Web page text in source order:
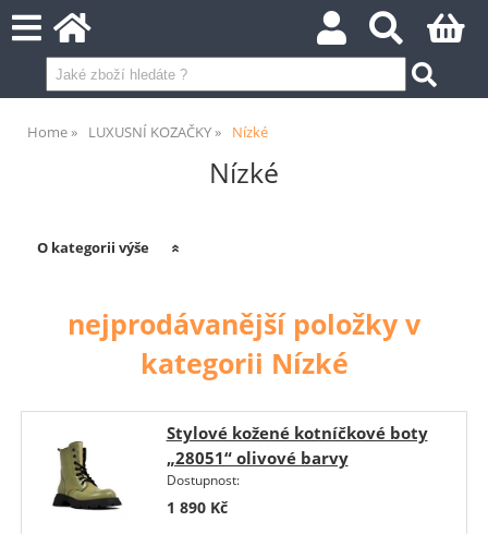
Home LUXUSNÍ KOZAČKY Nízké
Nízké
O kategorii výše
nejprodávanější položky v
kategorii Nízké
Stylové kožené kotníčkové boty
„28051“ olivové barvy
Dostupnost:
1 890 Kč